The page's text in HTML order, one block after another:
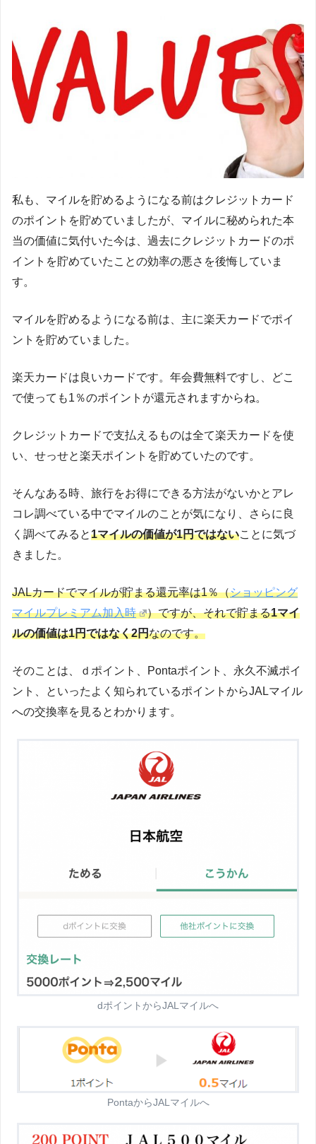
私も、マイルを貯めるようになる前はクレジットカード
のポイントを貯めていましたが、マイルに秘められた本
当の価値に気付いた今は、過去にクレジットカードのポ
イントを貯めていたことの効率の悪さを後悔していま
す。
マイルを貯めるようになる前は、主に楽天カードでポイ
ントを貯めていました。
楽天カードは良いカードです。年会費無料ですし、どこ
で使っても1％のポイントが還元されますからね。
クレジットカードで支払えるものは全て楽天カードを使
い、せっせと楽天ポイントを貯めていたのです。
そんなある時、旅行をお得にできる方法がないかとアレ
コレ調べている中でマイルのことが気になり、さらに良
く調べてみると1マイルの価値が1円ではないことに気づ
きました。
JALカードでマイルが貯まる還元率は1％（ショッピング
マイルプレミアム加入時
）ですが、それで貯まる1マイ
ルの価値は1円ではなく2円なのです。
そのことは、ｄポイント、Pontaポイント、永久不滅ポイ
ント、といったよく知られているポイントからJALマイル
への交換率を見るとわかります。
dポイントからJALマイルへ
PontaからJALマイルへ